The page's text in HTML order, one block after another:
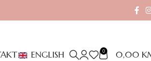
ENGLISH 0 0,00